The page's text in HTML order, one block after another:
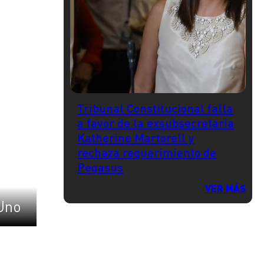
Tribunal Constitucional falla
a favor de la exsubsecretaria
Katherine Martorell y
rechaza requerimiento de
Pegasus
VER MÁS